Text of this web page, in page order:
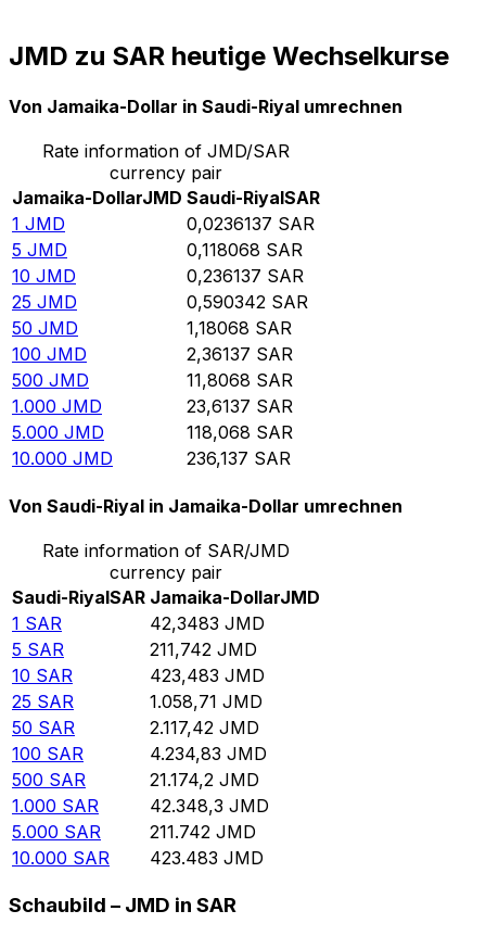
JMD zu SAR heutige Wechselkurse
Von Jamaika-Dollar in Saudi-Riyal umrechnen
Rate information of JMD/SAR
currency pair
Jamaika-DollarJMD Saudi-RiyalSAR
1 JMD 0,0236137 SAR
5 JMD 0,118068 SAR
10 JMD 0,236137 SAR
25 JMD 0,590342 SAR
50 JMD 1,18068 SAR
100 JMD 2,36137 SAR
500 JMD 11,8068 SAR
1.000 JMD 23,6137 SAR
5.000 JMD 118,068 SAR
10.000 JMD 236,137 SAR
Von Saudi-Riyal in Jamaika-Dollar umrechnen
Rate information of SAR/JMD
currency pair
Saudi-RiyalSAR Jamaika-DollarJMD
1 SAR 42,3483 JMD
5 SAR 211,742 JMD
10 SAR 423,483 JMD
25 SAR 1.058,71 JMD
50 SAR 2.117,42 JMD
100 SAR 4.234,83 JMD
500 SAR 21.174,2 JMD
1.000 SAR 42.348,3 JMD
5.000 SAR 211.742 JMD
10.000 SAR 423.483 JMD
Schaubild – JMD in SAR